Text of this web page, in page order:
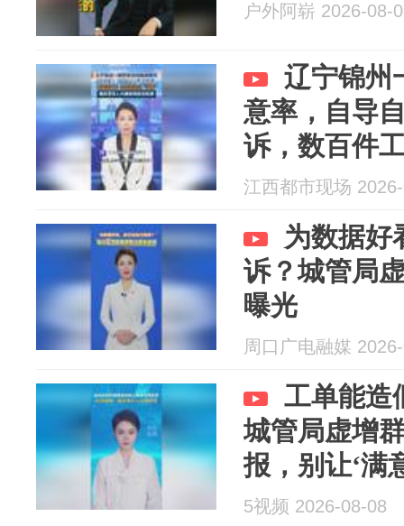
户外阿崭 2026-08-
辽宁锦州
意率，自导
诉，数百件
江西都市现场
为数据好
诉？城管局
曝光
周口广电融媒
工单能造
城管局虚增
报，别让‘满
5视频 2026-08-08